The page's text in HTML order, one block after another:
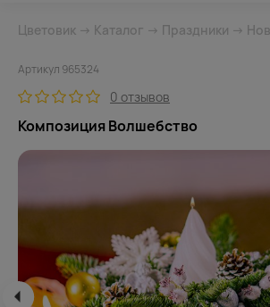
Цветовик → Каталог → Праздники →
Артикул 965324
0 отзывов
Композиция Волшебство